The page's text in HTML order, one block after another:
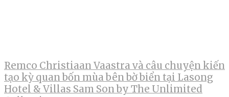
Remco Christiaan Vaastra và câu chuyện kiến
tạo kỳ quan bốn mùa bên bờ biển tại Lasong
Hotel & Villas Sam Son by The Unlimited